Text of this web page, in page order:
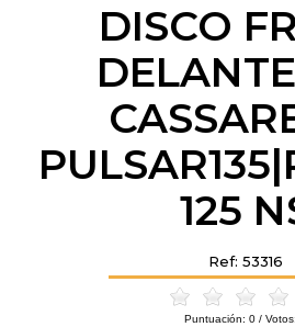
DISCO
125
Ref: 53316
Puntuación: 0 / Votos: